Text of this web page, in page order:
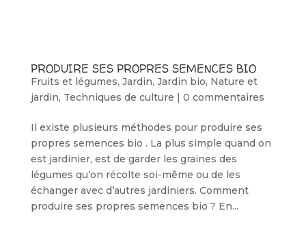
PRODUIRE SES PROPRES SEMENCES BIO
Fruits et légumes, Jardin, Jardin bio, Nature et
jardin, Techniques de culture | 0 commentaires
Il existe plusieurs méthodes pour produire ses
propres semences bio . La plus simple quand on
est jardinier, est de garder les graines des
légumes qu’on récolte soi-même ou de les
échanger avec d’autres jardiniers. Comment
produire ses propres semences bio ? En...